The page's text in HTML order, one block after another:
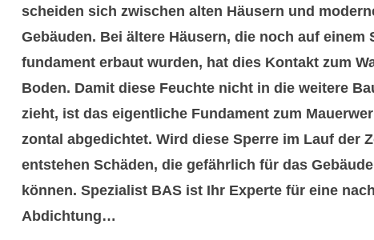
scheiden sich zwischen alten Häusern und
Gebäuden. Bei ältere Häusern, die noch auf einem
funda­ment erbaut wurden, hat dies Kontakt zum
Boden. Damit diese Feuchte nicht in die weitere
zieht, ist das eigent­liche Funda­ment zum
zontal abge­dichtet. Wird diese Sperre im Lauf der
ent­stehen Schäden, die gefähr­lich für das
können. Spezialist BAS ist Ihr Experte für eine
Abdich­tung…